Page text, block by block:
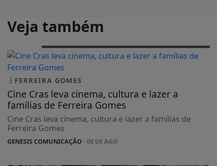
Veja também
FERREIRA GOMES
Cine Cras leva cinema, cultura e lazer a
famílias de Ferreira Gomes
Cine Cras leva cinema, cultura e lazer a famílias de
Ferreira Gomes
GENESIS COMUNICAÇÃO- 08 DE AGO